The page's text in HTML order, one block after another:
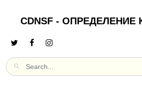
CDNSF - ОПРЕДЕЛЕНИЕ